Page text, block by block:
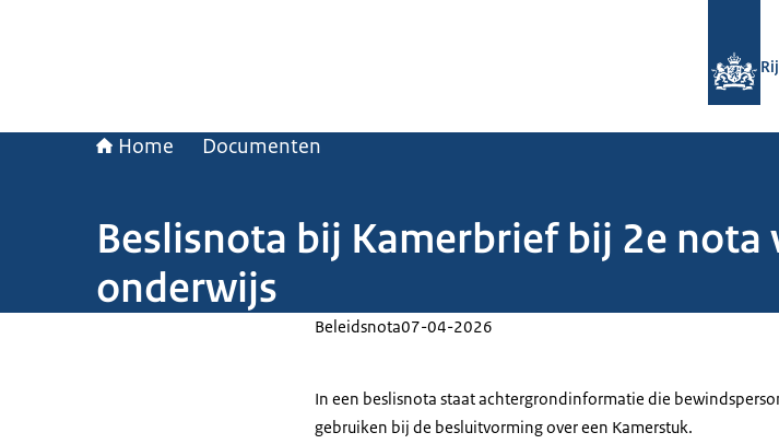
Home Documenten
Beslisnota bij Kamerbrief bij 2e
onderwijs
Beleidsnota07-04-2026
In een beslisnota staat achtergrondinformatie die
gebruiken bij de besluitvorming over een Kamerstuk.